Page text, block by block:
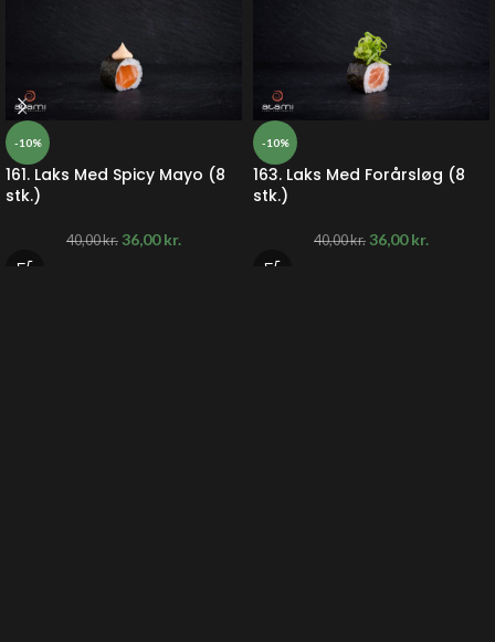
-10%
161. Laks Med Spicy Mayo (8
stk.)
40,00kr. 36,00kr.
-10%
163. Laks Med Forårsløg (8
stk.)
40,00kr. 36,00kr.